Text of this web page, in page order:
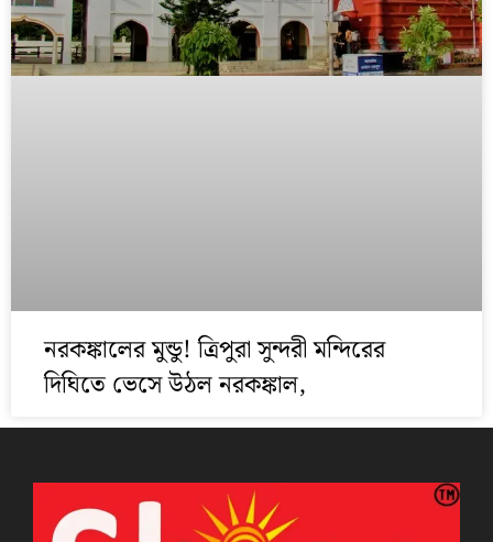
নরকঙ্কালের মুন্ডু! ত্রিপুরা সুন্দরী মন্দিরের
দিঘিতে ভেসে উঠল নরকঙ্কাল,